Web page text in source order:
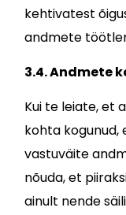
kehtivatest
andmete
3.4. Andmete
Kui te leiate, et
kohta kogunud,
vastuväite
nõuda, et
ainult nende